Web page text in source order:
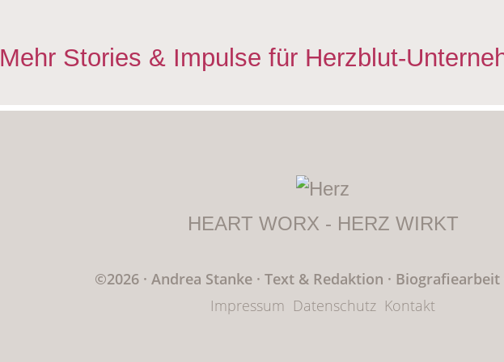
Mehr Stories & Impulse für Herzblut-
HEART WORX - HERZ WIRKT
©2026 · Andrea Stanke· Text & Redaktion · Biografiearbeit
Impressum Datenschutz Kontakt